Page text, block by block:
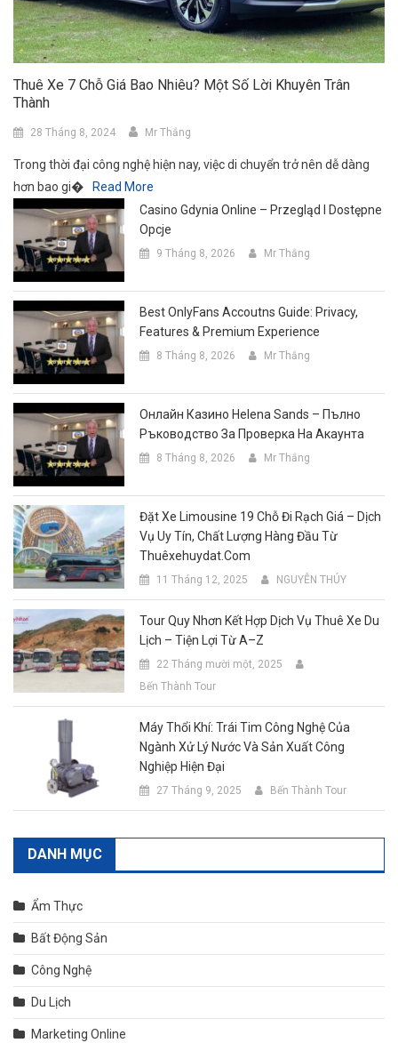
Thuê Xe 7 Chỗ Giá Bao Nhiêu? Một Số Lời Khuyên Trân
Thành
28 Tháng 8, 2024 Mr Thắng
Trong thời đại công nghệ hiện nay, việc di chuyển trở nên dễ dàng
hơn bao gi�
Read More
Casino Gdynia Online – Przegląd I Dostępne
Opcje
9 Tháng 8, 2026 Mr Thắng
Best OnlyFans Accoutns Guide: Privacy,
Features & Premium Experience
8 Tháng 8, 2026 Mr Thắng
Онлайн Казино Helena Sands – Пълно
Ръководство За Проверка На Акаунта
8 Tháng 8, 2026 Mr Thắng
Đặt Xe Limousine 19 Chỗ Đi Rạch Giá – Dịch
Vụ Uy Tín, Chất Lượng Hàng Đầu Từ
Thuêxehuydat.com
11 Tháng 12, 2025 NGUYỄN THÚY
Tour Quy Nhơn Kết Hợp Dịch Vụ Thuê Xe Du
Lịch – Tiện Lợi Từ A–Z
22 Tháng mười một, 2025
Bến Thành Tour
Máy Thổi Khí: Trái Tim Công Nghệ Của
Ngành Xử Lý Nước Và Sản Xuất Công
Nghiệp Hiện Đại
27 Tháng 9, 2025 Bến Thành Tour
DANH MỤC
Ẩm Thực
Bất Động Sản
Công Nghệ
Du Lịch
Marketing Online